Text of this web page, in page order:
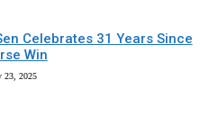
Celebrates 31 Years Since
Win
23, 2025